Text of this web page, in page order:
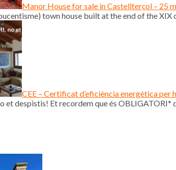
Manor House for sale in Castellterçol – 25
town house built at the end of the
CEE – Certificat d’eficiència energètica per
et despistis! Et recordem que és OBLIGATORI*